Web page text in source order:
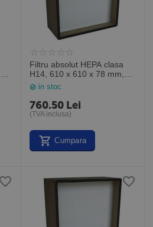
Filtru absolut HEPA clasa
H14, 610 x 610 x 78 mm,
MP14242403, General
Filter Italia
in stoc
760.50 Lei
(TVA inclusa)
Cumpara